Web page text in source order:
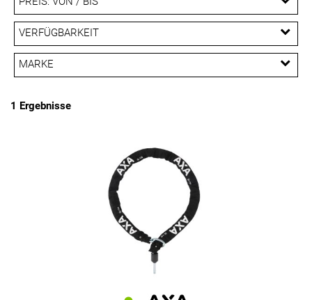
EUR
PREISFILTER ANWENDEN
VERFÜGBARKEIT
MARKE
1 Ergebnisse